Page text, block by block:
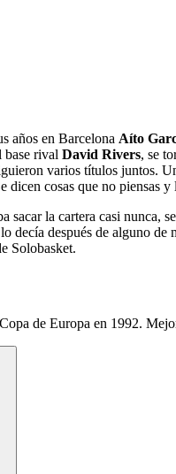
años en Barcelona Aíto
base rival David Rivers, se
varios títulos juntos.
cosas que no
la cartera casi nunca,
decía después de alguno
Solobasket.
de Europa en 1992.